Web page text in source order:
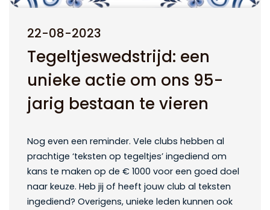
22-08-2023
Tegeltjeswedstrijd: een
unieke actie om ons 95-
jarig bestaan te vieren
Nog even een reminder. Vele clubs hebben al
prachtige ‘teksten op tegeltjes’ ingediend om
kans te maken op de € 1000 voor een goed doel
naar keuze. Heb jij of heeft jouw club al teksten
ingediend? Overigens, unieke leden kunnen ook